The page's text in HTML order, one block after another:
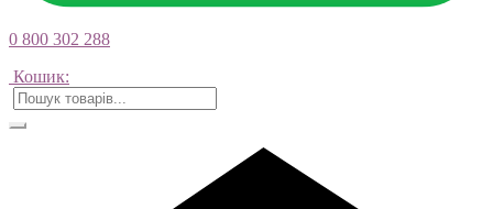
0 800 302 288
Кошик: